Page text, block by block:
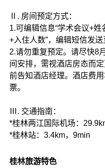
Ⅱ. 房间预定方式：
1.可编辑信息“学术会议+
+入住人数”，编辑短信发
2.请勿重复预定。请尽快8
间安排，需视酒店房态而
前告知酒店经理。酒店费
票。
Ⅲ. 交通指南：
*桂林两江国际机场：
*桂林站：3.4km，9min
桂林旅游特色